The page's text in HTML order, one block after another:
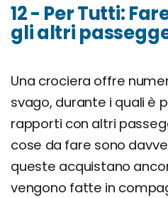
12 - Per Tutti:
gli altri
Una crociera offre
svago, durante i quali è
rapporti con altri
cose da fare sono
queste acquistano
vengono fatte in